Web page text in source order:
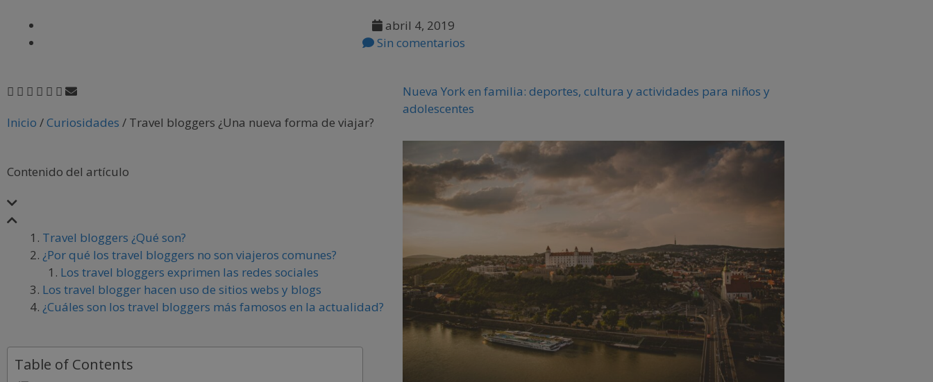
abril 4, 2019
Sin comentarios
Inicio /Curiosidades / Travel bloggers ¿Una nueva forma de viajar?
Contenido del artículo
Travel bloggers ¿Qué son?
¿Por qué los travel bloggers no son viajeros comunes?
Los travel bloggers exprimen las redes sociales
Los travel blogger hacen uso de sitios webs y blogs
¿Cuáles son los travel bloggers más famosos en la actualidad?
Table of Contents
Nueva York en familia: deportes, cultura y actividades para niños y
adolescentes